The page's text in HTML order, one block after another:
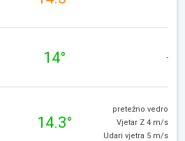
14° -
14.3°
pretežno vedro
Vjetar Z 4 m/s
Udari vjetra 5 m/s